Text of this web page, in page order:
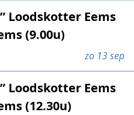
Loodskotter Eems
(9.00u)
zo 13 sep
Loodskotter Eems
(12.30u)